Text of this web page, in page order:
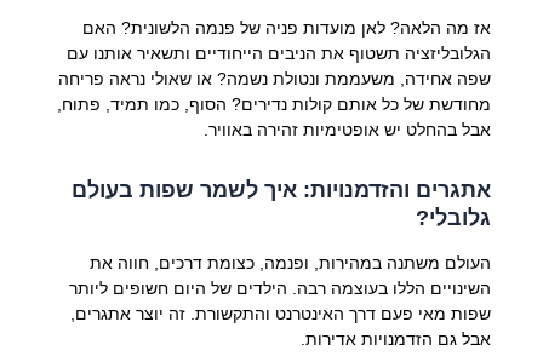
אז מה הלאה? לאן מועדות פניה של פנמה הלשונית? האם
הגלובליזציה תשטוף את הניבים הייחודיים ותשאיר אותנו עם
שפה אחידה, משעממת ונטולת נשמה? או שאולי נראה פריחה
מחודשת של כל אותם קולות נדירים? הסוף, כמו תמיד, פתוח,
אבל בהחלט יש אופטימיות זהירה באוויר.
אתגרים והזדמנויות: איך לשמר שפות בעולם
גלובלי?
העולם משתנה במהירות, ופנמה, כצומת דרכים, חווה את
השינויים הללו בעוצמה רבה. הילדים של היום חשופים ליותר
שפות מאי פעם דרך האינטרנט והתקשורת. זה יוצר אתגרים,
אבל גם הזדמנויות אדירות.